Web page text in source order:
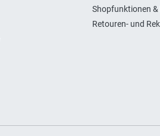
Shopfunktionen
Retouren- und